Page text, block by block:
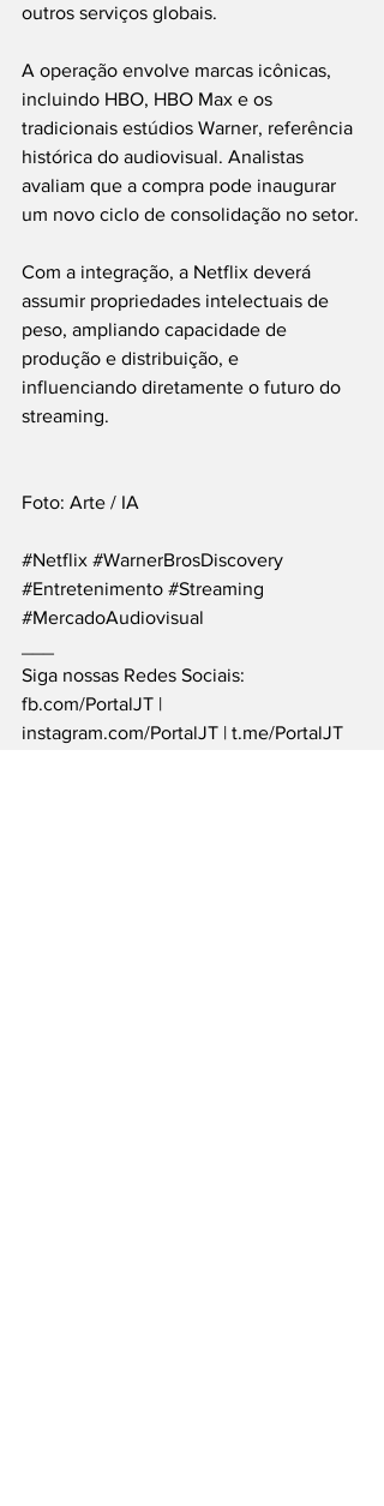
outros serviços globais.
A operação envolve marcas icônicas,
incluindo HBO, HBO Max e os
tradicionais estúdios Warner, referência
histórica do audiovisual. Analistas
avaliam que a compra pode inaugurar
um novo ciclo de consolidação no setor.
Com a integração, a Netflix deverá
assumir propriedades intelectuais de
peso, ampliando capacidade de
produção e distribuição, e
influenciando diretamente o futuro do
streaming.
Foto: Arte / IA
#Netflix #WarnerBrosDiscovery
#Entretenimento #Streaming
#MercadoAudiovisual
Siga nossas Redes Sociais:
fb.com/PortalJT |
instagram.com/PortalJT | t.me/PortalJT